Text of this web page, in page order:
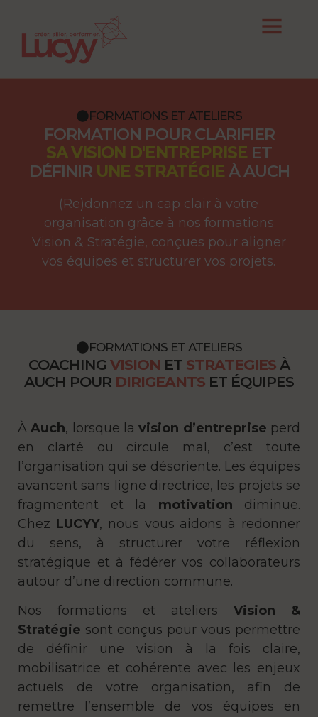
FORMATIONS ET ATELIERS
FORMATION POUR CLARIFIER
SA VISION D'ENTREPRISE ET
DÉFINIR UNE STRATÉGIE À AUCH
(Re)donnez un cap clair à votre
organisation grâce à nos formations
Vision & Stratégie, conçues pour aligner
vos équipes et structurer vos projets.
FORMATIONS ET ATELIERS
COACHING VISION ET STRATEGIES À
AUCH POUR DIRIGEANTS ET ÉQUIPES
ÀAuch, lorsque lavision d’entreprise perd
en clarté ou circule mal, c’est toute
l’organisation qui se désoriente. Les équipes
avancent sans ligne directrice, les projets se
fragmentent et la motivation diminue.
Chez LUCYY, nous vous aidons à redonner
du sens, à structurer votre réflexion
stratégique et à fédérer vos collaborateurs
autour d’une direction commune.
Nos formations et ateliers Vision &
Stratégie sont conçus pour vous permettre
de définir une vision à la fois claire,
mobilisatrice et cohérente avec les enjeux
actuels de votre organisation, afin de
remettre l’ensemble de vos équipes en